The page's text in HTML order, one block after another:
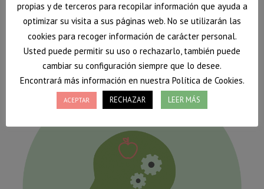
propias y de terceros para recopilar información que ayuda a
optimizar su visita a sus páginas web. No se utilizarán las
cookies para recoger información de carácter personal.
Usted puede permitir su uso o rechazarlo, también puede
cambiar su configuración siempre que lo desee.
Encontrará más información en nuestra Política de Cookies.
ACEPTAR RECHAZAR LEER MÁS